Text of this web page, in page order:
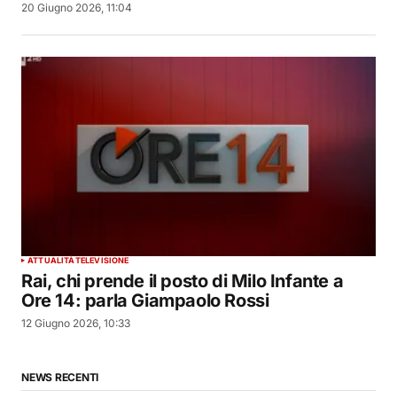
20 Giugno 2026, 11:04
ATTUALITÀTELEVISIONE
Rai, chi prende il posto di Milo Infante a
Ore 14: parla Giampaolo Rossi
12 Giugno 2026, 10:33
NEWS RECENTI